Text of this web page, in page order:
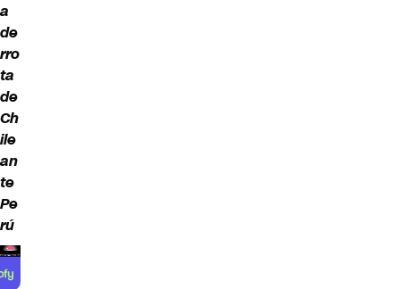
a
de
rro
ta
de
Ch
ile
an
te
Pe
rú